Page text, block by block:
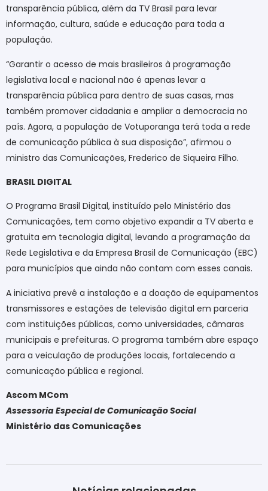
transparência pública, além da TV Brasil para levar
informação, cultura, saúde e educação para toda a
população.
“Garantir o acesso de mais brasileiros à programação
legislativa local e nacional não é apenas levar a
transparência pública para dentro de suas casas, mas
também promover cidadania e ampliar a democracia no
país. Agora, a população de Votuporanga terá toda a rede
de comunicação pública à sua disposição”, afirmou o
ministro das Comunicações, Frederico de Siqueira Filho.
BRASIL DIGITAL
O Programa Brasil Digital, instituído pelo Ministério das
Comunicações, tem como objetivo expandir a TV aberta e
gratuita em tecnologia digital, levando a programação da
Rede Legislativa e da Empresa Brasil de Comunicação (EBC)
para municípios que ainda não contam com esses canais.
A iniciativa prevê a instalação e a doação de equipamentos
transmissores e estações de televisão digital em parceria
com instituições públicas, como universidades, câmaras
municipais e prefeituras. O programa também abre espaço
para a veiculação de produções locais, fortalecendo a
comunicação pública e regional.
Ascom MCom
Assessoria Especial de Comunicação Social
Ministério das Comunicações